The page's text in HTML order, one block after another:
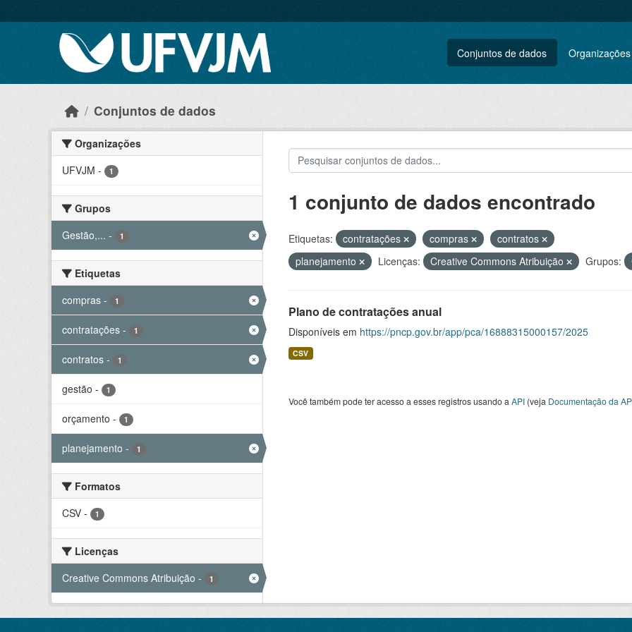
Conjuntos de dados Organizações
Conjuntos de dados
Organizações
UFVJM - 1
Grupos
Gestão,... - 1
Etiquetas
compras - 1
contratações - 1
contratos - 1
gestão - 1
orçamento - 1
planejamento - 1
Formatos
CSV - 1
Licenças
Creative Commons Atribuição - 1
1 conjunto de dados encontrado
Etiquetas: contratações compras
contratos
planejamento
Licenças: Creative Commons Atribuição Grupos:
Plano de contratações anual
Disponíveis em https://pncp.gov.br/app/pca/16888315000157/2025
CSV
Você também pode ter acesso a esses registros usando a API(veja Documentação da